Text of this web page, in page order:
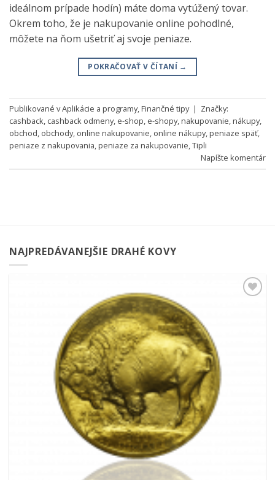
ideálnom prípade hodín) máte doma vytúžený tovar.
Okrem toho, že je nakupovanie online pohodlné,
môžete na ňom ušetriť aj svoje peniaze.
POKRAČOVAŤ V ČÍTANÍ →
Publikované vAplikácie a programy,Finančné tipy | Značky:
cashback, cashback odmeny, e-shop, e-shopy,nakupovanie,nákupy,
obchod, obchody, online nakupovanie, online nákupy,peniaze späť,
peniaze z nakupovania,peniaze za nakupovanie,Tipli
Napíšte komentár
NAJPREDÁVANEJŠIE DRAHÉ KOVY